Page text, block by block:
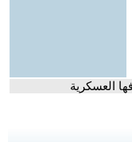
العسكرية